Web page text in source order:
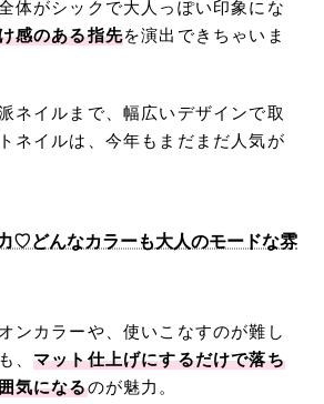
体がシックで大人っぽい印象にな
感のある指先を演出できちゃいま
ネイルまで、幅広いデザインで取
ネイルは、今年もまだまだ人気が
♡どんなカラーも大人のモードな雰
ンカラーや、使いこなすのが難し
、 マット仕上げにするだけで落ち
気になるのが魅力。